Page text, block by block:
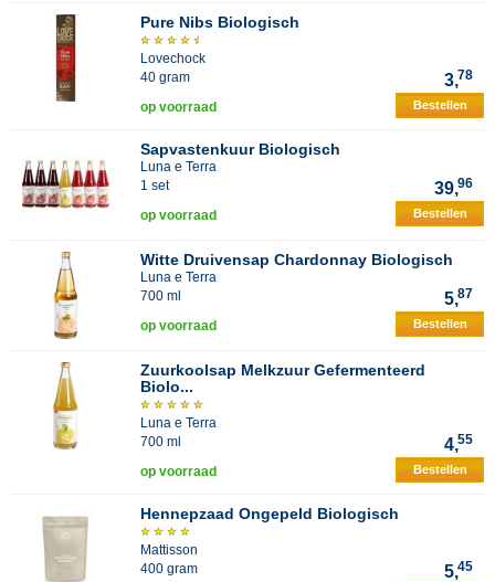
Pure Nibs Biologisch
Lovechock
40 gram
3,78
op voorraad Bestellen
Sapvastenkuur Biologisch
Luna e Terra
1 set
39,96
op voorraad Bestellen
Witte Druivensap Chardonnay Biologisch
Luna e Terra
700 ml
5,87
op voorraad Bestellen
Zuurkoolsap Melkzuur Gefermenteerd
Biolo...
Luna e Terra
700 ml
4,55
op voorraad Bestellen
Hennepzaad Ongepeld Biologisch
Mattisson
400 gram
5,45